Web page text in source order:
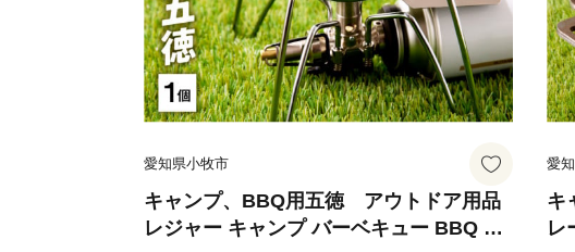
愛知県小牧市
キャンプ、BBQ用五徳 アウトドア用品
レジャー キャンプ バーベキュー BBQ 五
愛
キ
レ